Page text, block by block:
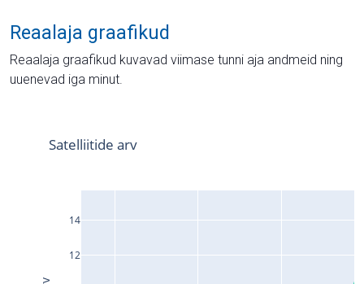
Reaalaja graafikud
Reaalaja graafikud kuvavad viimase tunni aja andmeid ning
uuenevad iga minut.